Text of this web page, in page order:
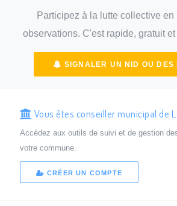
Participez à la lutte collective
observations. C'est rapide, gratuit
SIGNALER UN NID OU DES
Vous êtes conseiller municipal de
Accédez aux outils de suivi et de gestion
votre commune.
CRÉER UN COMPTE